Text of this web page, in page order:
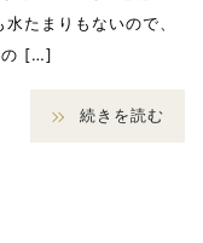
たまりもないので、
の […]
続きを読む